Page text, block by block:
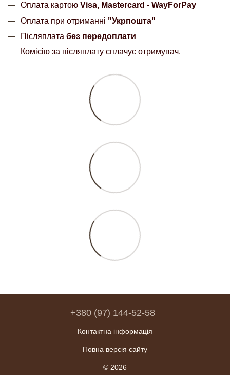
Оплата картою Visa, Mastercard - WayForPay
Оплата при отриманні "Укрпошта"
Післяплата без передоплати
Комісію за післяплату сплачує отримувач.
+380 (97) 144-52-58
Контактна інформація
Повна версія сайту
© 2026